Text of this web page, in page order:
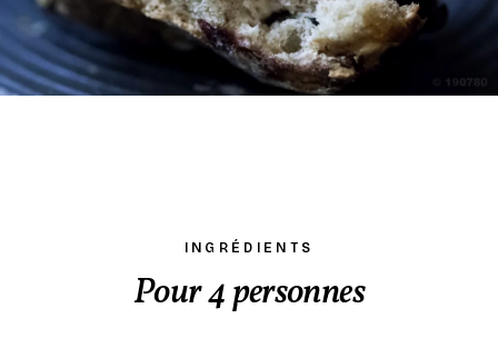
INGRÉDIENTS
Pour 4 personnes